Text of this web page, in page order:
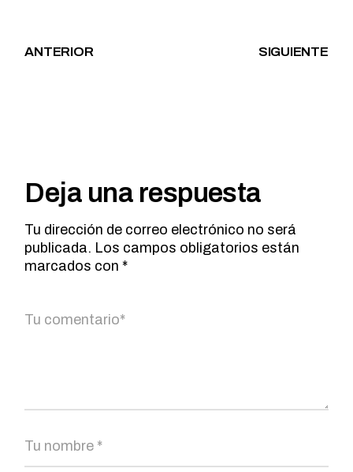
ANTERIOR SIGUIENTE
Deja una respuesta
Tu dirección de correo electrónico no será
publicada. Los campos obligatorios están
marcados con *